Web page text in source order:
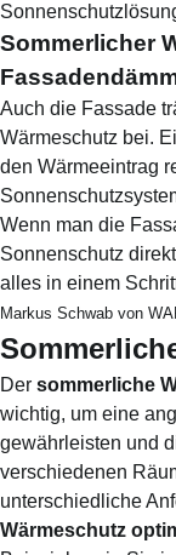
Sommerlicher
Auch die Fassade
Wärmeschutz bei.
den Wärmeeintrag
Wenn man die
Sonnenschutz
alles in einem
Markus Schwab von
Der sommerliche
wichtig, um eine
gewährleisten und
verschiedenen
unterschiedliche
Wärmeschutz